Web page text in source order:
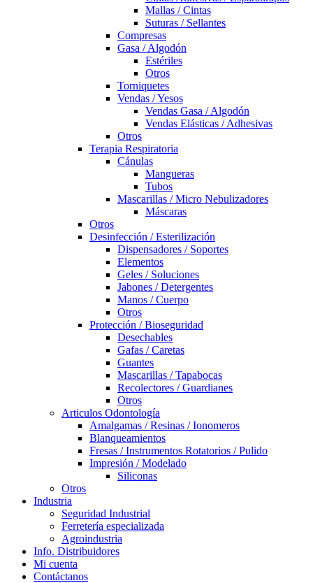
Mallas / Cintas
Suturas / Sellantes
Compresas
Gasa / Algodón
Estériles
Otros
Torniquetes
Vendas / Yesos
Vendas Gasa / Algodón
Vendas Elásticas / Adhesivas
Otros
Terapia Respiratoria
Cánulas
Mangueras
Tubos
Mascarillas / Micro Nebulizadores
Máscaras
Otros
Desinfección / Esterilización
Dispensadores / Soportes
Elementos
Geles / Soluciones
Jabones / Detergentes
Manos / Cuerpo
Otros
Protección / Bioseguridad
Desechables
Gafas / Caretas
Guantes
Mascarillas / Tapabocas
Recolectores / Guardianes
Otros
Articulos Odontología
Amalgamas / Resinas / Ionomeros
Blanqueamientos
Fresas / Instrumentos Rotatorios / Pulido
Impresión / Modelado
Siliconas
Otros
Industria
Seguridad Industrial
Ferretería especializada
Agroindustria
Info. Distribuidores
Mi cuenta
Contáctanos